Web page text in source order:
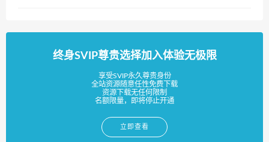
终身SVIP尊贵选择加入体验无极限
享受SVIP永久尊贵身份
全站资源随意任性免费下载
资源下载无任何限制
名额限量，即将停止开通
立即查看